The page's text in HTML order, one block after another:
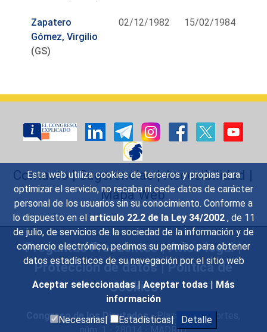
Esta web utiliza cookies de terceros y propias para
optimizar el servicio, no recaba ni cede datos de carácter
personal de los usuarios sin su conocimiento. Conforme a
lo dispuesto en el artículo 22.2 de la Ley 34/2002 , de 11
de julio, de servicios de la sociedad de la información y de
comercio electrónico, pedimos su permiso para obtener
datos estadísticos de su navegación por el sitio web
Aceptar seleccionadas | Aceptar todas | Más
información
Necesarias|
Estadísticas| Detalle
Zapatero
Gómez, Virgilio
(GS)
02/12/1982 15/02/1984
Contacto|Sugerencias|Accesibilidad |
Mapa Web
Preguntas Frecuentes|Aviso legal|
Protección de datos|Política de
Cookies
Congreso de los Diputados- Plaza de las Cortes,